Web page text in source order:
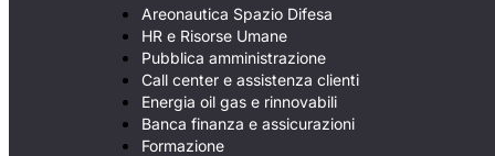
Areonautica Spazio Difesa
HR e Risorse Umane
Pubblica amministrazione
Call center e assistenza clienti
Energia oil gas e rinnovabili
Banca finanza e assicurazioni
Formazione